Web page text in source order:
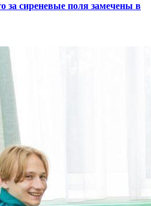
за сиреневые поля замечены в